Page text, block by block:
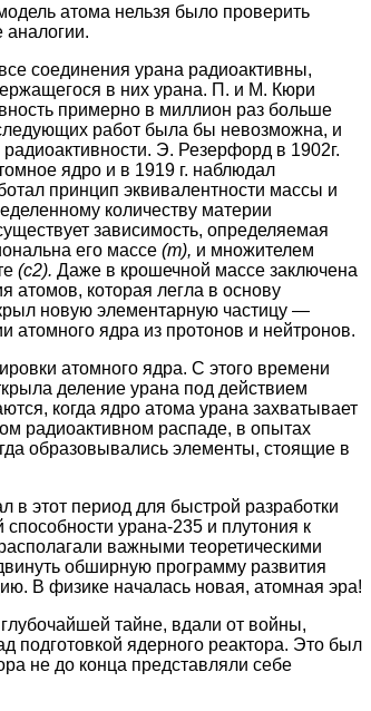
атома нельзя было проверить
аналогии.
соединения урана радиоактивны,
в них урана. П. и М. Кюри
примерно в миллион раз больше
работ была бы невозможна, и
Э. Резерфорд в 1902г.
ядро и в 1919 г. наблюдал
принцип эквивалентности массы и
количеству материи
зависимость, определяемая
его массе (т), и множителем
(с2). Даже в крошечной массе заключена
атомов, которая легла в основу
новую элементарную частицу —
атомного ядра из протонов и нейтронов.
атомного ядра. С этого времени
деление урана под действием
когда ядро атома урана захватывает
радиоактивном распаде, в опытах
образовывались элементы, стоящие в
в этот период для быстрой разработки
способности урана-235 и плутония к
важными теоретическими
обширную программу развития
В физике началась новая, атомная эра!
тайне, вдали от войны,
подготовкой ядерного реактора. Это был
не до конца представляли себе